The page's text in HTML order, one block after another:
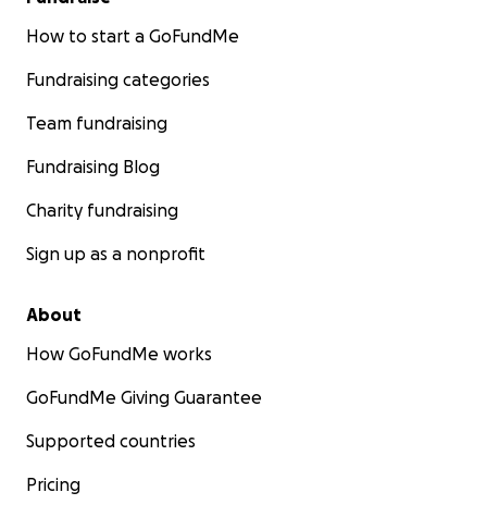
oraciones.
How to start a GoFundMe
Fundraising categories
Team fundraising
Fundraising Blog
Charity fundraising
Sign up as a nonprofit
About
How GoFundMe works
GoFundMe Giving Guarantee
Supported countries
Pricing